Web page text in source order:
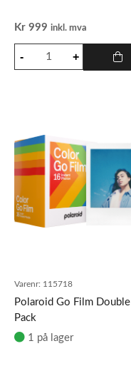
Kr 999 inkl. mva
Varenr: 115718
Polaroid Go Film Double
Pack
1 på lager